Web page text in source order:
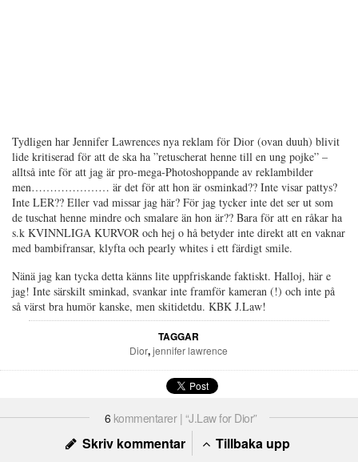
Tydligen har Jennifer Lawrences nya reklam för Dior (ovan duuh) blivit
lide kritiserad för att de ska ha ”retuscherat henne till en ung pojke” –
alltså inte för att jag är pro-mega-Photoshoppande av reklambilder
men………………… är det för att hon är osminkad?? Inte visar pattys?
Inte LER?? Eller vad missar jag här? För jag tycker inte det ser ut som
de tuschat henne mindre och smalare än hon är?? Bara för att en råkar ha
s.k KVINNLIGA KURVOR och hej o hå betyder inte direkt att en vaknar
med bambifransar, klyfta och pearly whites i ett färdigt smile.
Nänä jag kan tycka detta känns lite uppfriskande faktiskt. Halloj, här e
jag! Inte särskilt sminkad, svankar inte framför kameran (!) och inte på
så värst bra humör kanske, men skitidetdu. KBK J.Law!
TAGGAR
Dior,jennifer lawrence
6 kommentarer | “J.Law for Dior”
Skriv kommentar Tillbaka upp